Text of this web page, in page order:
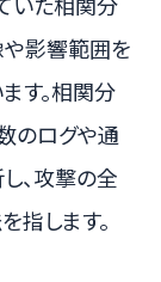
影響範囲を
す。相関分
のログや通
、攻撃の全
指します。